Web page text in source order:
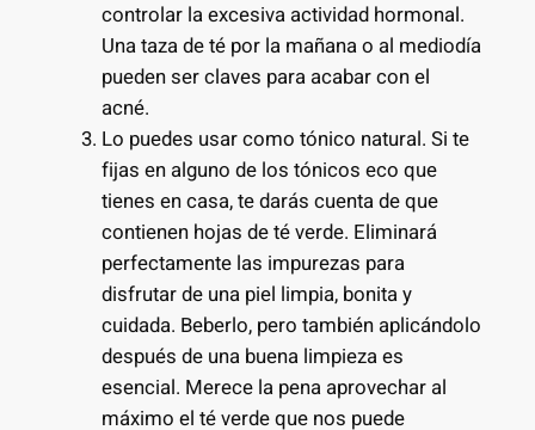
controlar la excesiva actividad hormonal.
Una taza de té por la mañana o al mediodía
pueden ser claves para acabar con el
acné.
Lo puedes usar como tónico natural. Si te
fijas en alguno de los tónicos eco que
tienes en casa, te darás cuenta de que
contienen hojas de té verde. Eliminará
perfectamente las impurezas para
disfrutar de una piel limpia, bonita y
cuidada. Beberlo, pero también aplicándolo
después de una buena limpieza es
esencial. Merece la pena aprovechar al
máximo el té verde que nos puede